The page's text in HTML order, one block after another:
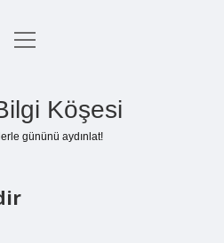
Anasayfa
Uyarı
menüyü
Köşesi
gününü aydınlat!